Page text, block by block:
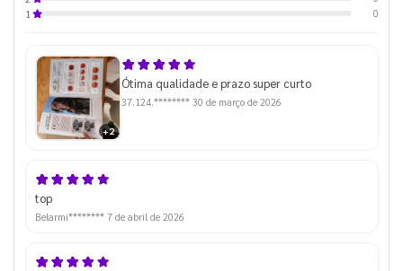
1
0
+2
Ótima qualidade e prazo super curto
37.124.******** 30 de março de 2026
top
Belarmi******** 7 de abril de 2026